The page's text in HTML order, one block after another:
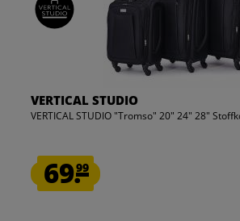
VERTICAL STUDIO
VERTICAL STUDIO "Tromso" 20" 24" 28"
69.99